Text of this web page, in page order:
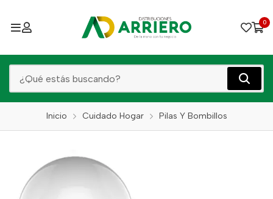
0
Inicio Cuidado Hogar Pilas Y Bombillos